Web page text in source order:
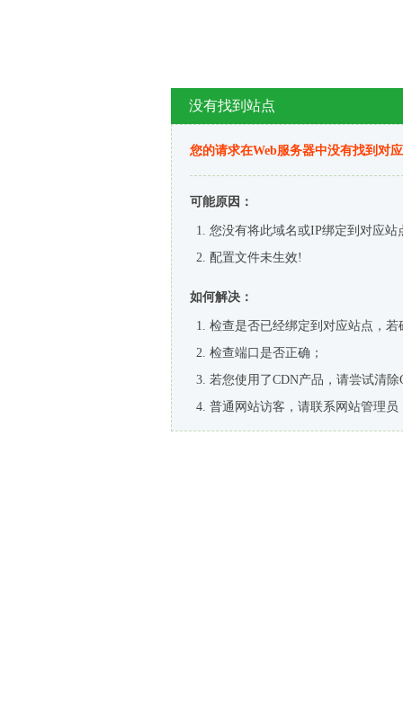
没有找到站点
您的请求在Web服务器中没有找到对
可能原因：
您没有将此域名或IP绑定到对应站
配置文件未生效!
如何解决：
检查是否已经绑定到对应站点，
检查端口是否正确；
若您使用了CDN产品，请尝试清除
普通网站访客，请联系网站管理员